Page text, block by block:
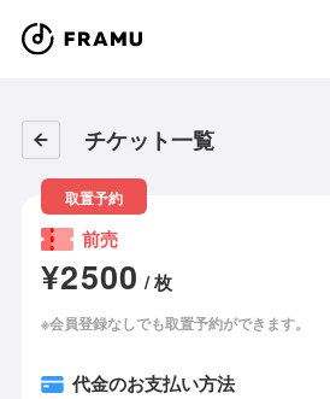
チケット一覧
取置予約
前売
¥2500 / 枚
※会員登録なしでも取置予約ができます。
代金のお支払い方法